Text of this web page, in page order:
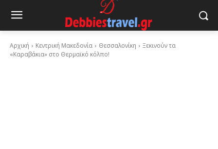
Αρχική Κεντρική Μακεδονία Θεσσαλονίκη
Ξεκινούν τα
«Καραβάκια» στο Θερμαϊκό κόλπο!